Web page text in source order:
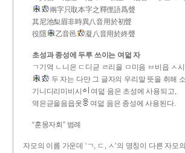
兩字只取本字之釋俚語爲聲
其尼池梨眉非時異八音用於初聲
役隱
乙音邑 凝八音用於終聲
초성과 종성에 두루 쓰이는 여덟 자
ㄱ기역 ㄴ니은 ㄷ디귿 ㄹ리을 ㅁ미음 ㅂ비읍 ㅅ시
두 자는 다만 그 글자의 우리말 뜻을 취해
기니디리미비시
여덟 음은 초성에 사용되고,
역은귿을음읍옷
여덟 음은 종성에 사용된다.
“훈몽자회” 범례
자모의 이름 가운데 ‘ㄱ, ㄷ, ㅅ’의 명칭이 다른 자모